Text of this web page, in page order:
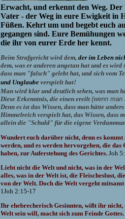
Erwacht, und erkennt den Weg. Der
Vater - der Weg in eure Ewigkeit in
Füßen. Kehrt um und begebt euch
gegangen sind. Eure Bemühungen
die ihr von eurer Erde her kennt.
Beim Strafgericht wird dem, der im Leben
dem, was er anderen angetan hat und es
dass man "falsch" gelebt hat, und sich vom
und Unglaube verspielt hat!
Man wird klar und deutlich sehen, was man
Diese Erkenntnis, die einen ereilt (wenn man
Denn es ist das Wissen, dass man hätte
Himmelreich verspielt hat, das Wissen, dass
allein die "Schuld" für die eigene
Wundert euch darüber nicht, denn es
werden, und es werden hervorgehen, die das
haben, zur Auferstehung des Gerichtes. Joh
Liebt nicht die Welt und nicht, was in der
alles, was in der Welt ist, die Fleischeslust,
von der Welt. Doch die Welt vergeht
1Joh 2:15-17
Ihr ehebrecherisch Gesinnten, wißt ihr
Welt sein will, macht sich zum Feinde Gottes.